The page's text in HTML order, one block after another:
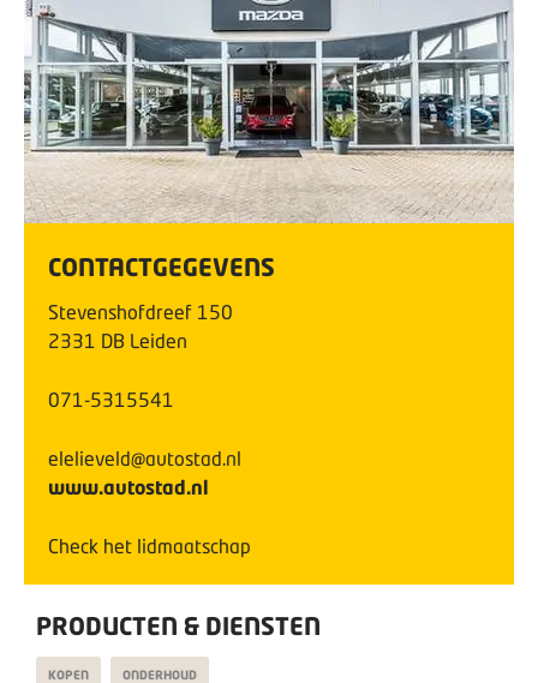
CONTACTGEGEVENS
Stevenshofdreef 150
2331 DB Leiden
071-5315541
elelieveld@autostad.nl
www.autostad.nl
Check het lidmaatschap
PRODUCTEN & DIENSTEN
KOPEN ONDERHOUD